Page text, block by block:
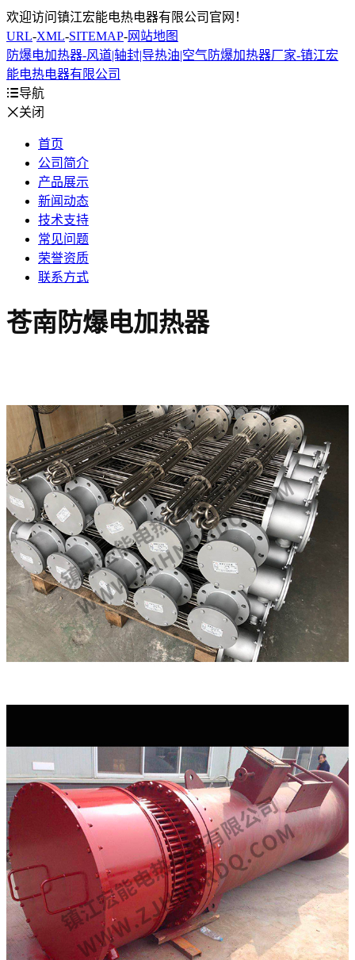
欢迎访问镇江宏能电热电器有限公司官网！
URL-XML-SITEMAP-网站地图
防爆电加热器-风道|轴封|导热油|空气防爆加热器厂家-镇江宏
能电热电器有限公司
导航
关闭
首页
公司简介
产品展示
新闻动态
技术支持
常见问题
荣誉资质
联系方式
苍南防爆电加热器